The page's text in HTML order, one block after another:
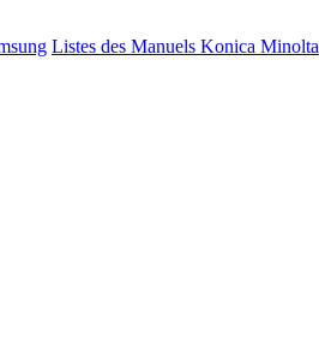
Listes des Manuels Konica Minolta